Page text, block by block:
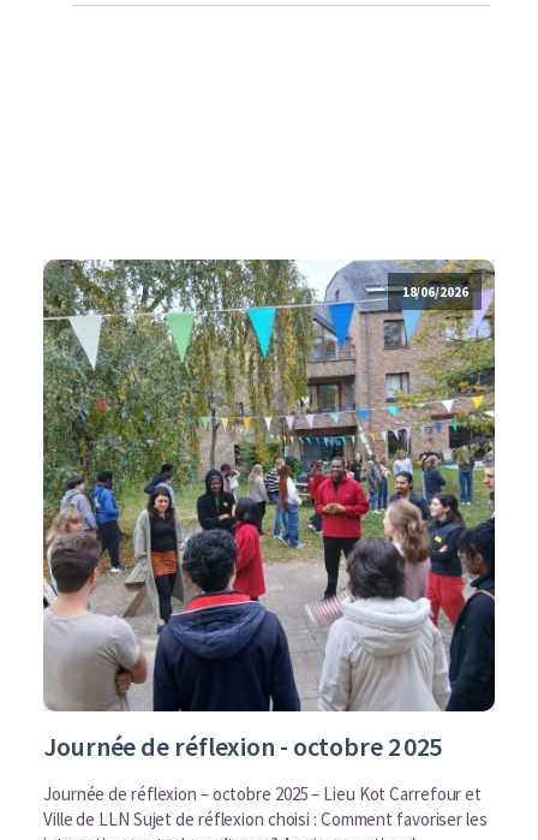
18/06/2026
Journée de réflexion - octobre 2 025
Journée de réflexion – octobre 2025 – Lieu Kot Carrefour et
Ville de LLN Sujet de réflexion choisi : Comment favoriser les